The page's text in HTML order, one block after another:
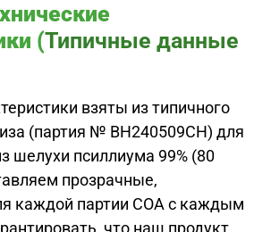
(Типичные данные
взяты из типичного
(партия № BH240509CH) для
шелухи псиллиума 99% (80
прозрачные,
каждой партии COA с каждым
что наш продукт